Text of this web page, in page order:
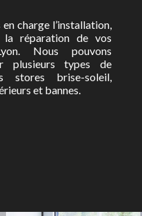
charge l’installation,
la réparation de vos
Nous pouvons
plusieurs types de
brise-soleil,
et bannes.